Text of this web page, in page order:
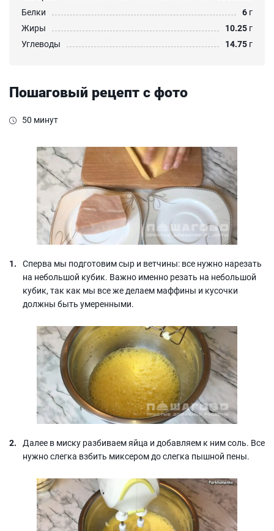
Белки
6 г
Жиры
10.25 г
Углеводы
14.75 г
Пошаговый рецепт с фото
50 минут
Сперва мы подготовим сыр и ветчины: все нужно нарезать
на небольшой кубик. Важно именно резать на небольшой
кубик, так как мы все же делаем маффины и кусочки
должны быть умеренными.
Далее в миску разбиваем яйца и добавляем к ним соль. Все
нужно слегка взбить миксером до слегка пышной пены.